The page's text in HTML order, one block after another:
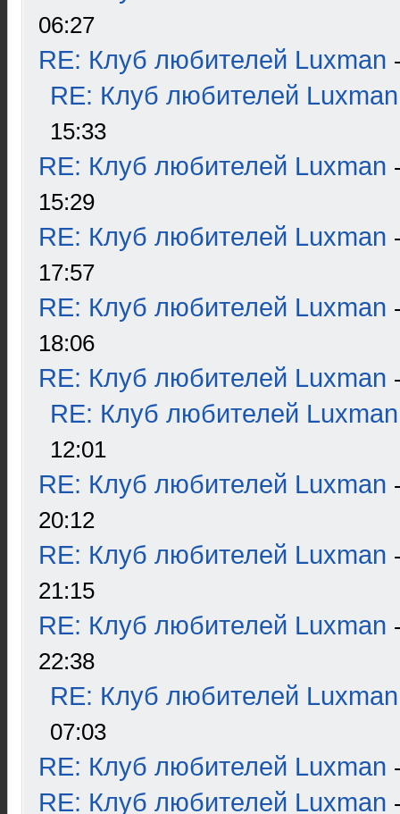
06:27
RE: Клуб любителей Luxman
RE: Клуб любителей Luxman
15:33
RE: Клуб любителей Luxman
15:29
RE: Клуб любителей Luxman
17:57
RE: Клуб любителей Luxman
18:06
RE: Клуб любителей Luxman
RE: Клуб любителей Luxman
12:01
RE: Клуб любителей Luxman
20:12
RE: Клуб любителей Luxman
21:15
RE: Клуб любителей Luxman
22:38
RE: Клуб любителей Luxman
07:03
RE: Клуб любителей Luxman
RE: Клуб любителей Luxman